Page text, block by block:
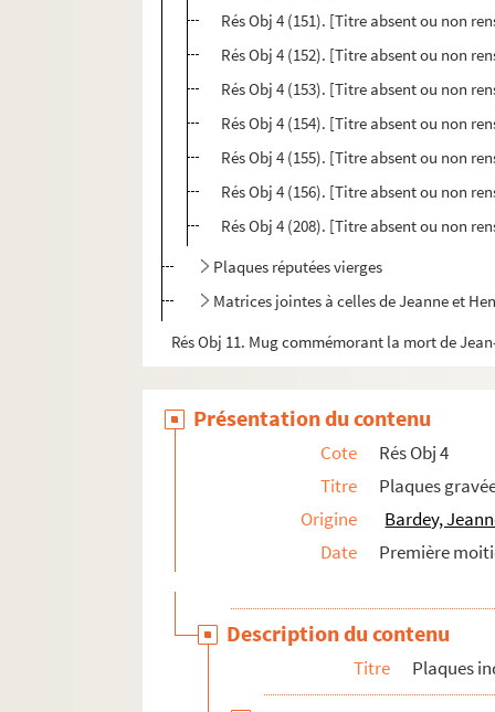
Rés Obj 4 (151). [Titre absent ou non
Rés Obj 4 (152). [Titre absent ou non
Rés Obj 4 (153). [Titre absent ou non
Rés Obj 4 (154). [Titre absent ou non
Rés Obj 4 (155). [Titre absent ou non
Rés Obj 4 (156). [Titre absent ou non
Rés Obj 4 (208). [Titre absent ou non
Plaques réputées vierges
Matrices jointes à celles de Jeanne et
Rés Obj 11. Mug commémorant la mort de
Présentation du contenu
Cote
Rés Obj 4
Titre
Plaques
Origine
Bardey,
Date
Première
Description du contenu
Titre Plaques